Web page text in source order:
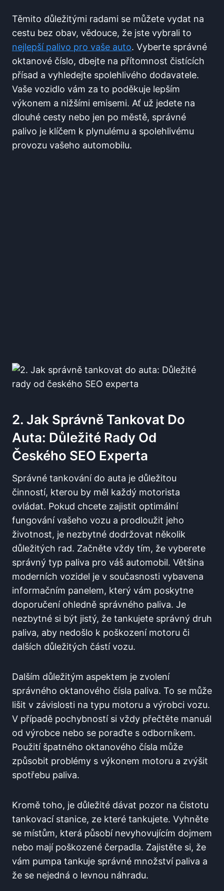
Těmito⁣ důležitými radami se můžete vydat na
cestu ⁣bez obav, vědouce, že jste vybrali to ‌
nejlepší palivo ⁢pro vaše auto. Vyberte správné
oktanové číslo,⁢ dbejte na přítomnost čistících
přísad a‌ vyhledejte ⁣spolehlivého​ dodavatele.
Vaše vozidlo vám za to poděkuje lepším
výkonem a nižšími emisemi. Ať už jedete na
dlouhé cesty ​nebo jen po městě, správné
palivo⁢ je klíčem k plynulému a⁣ spolehlivému
provozu vašeho automobilu.
2.⁣ Jak Správně Tankovat Do
Auta:‌ Důležité Rady Od
Českého SEO Experta
Správné tankování do auta je důležitou
činností,​ kterou by měl každý motorista
ovládat. Pokud chcete zajistit optimální
fungování​ vašeho vozu⁣ a prodloužit jeho
životnost, je‍ nezbytné dodržovat několik ​
důležitých ⁤rad. Začněte vždy tím, že⁢ vyberete⁣
správný typ paliva pro váš automobil. Většina
‍moderních‌ vozidel je v současnosti vybavena
informačním panelem, který vám poskytne
doporučení ohledně správného⁣ paliva. Je
nezbytné si být jistý, že tankujete správný druh
paliva, aby nedošlo k poškození ‍motoru či
dalších důležitých částí ⁣vozu.
Dalším důležitým aspektem je zvolení​
správného oktanového čísla paliva. To se může
lišit v závislosti na​ typu motoru ⁣a výrobci ‌vozu.
V případě pochybností si vždy⁢ přečtěte ⁢manuál
‌od výrobce⁣ nebo se poraďte s odborníkem.
Použití špatného oktanového čísla může
způsobit problémy s ⁢výkonem motoru a zvýšit
spotřebu ⁢paliva.
Kromě toho, je⁤ důležité dávat pozor na‍ čistotu
tankovací stanice, ze které ​tankujete. Vyhněte
se místům, která působí ‍nevyhovujícím dojmem
nebo mají poškozené čerpadla. Zajistěte si, že
vám pumpa tankuje správné množství paliva a⁢
že ​se nejedná‌ o levnou náhradu.